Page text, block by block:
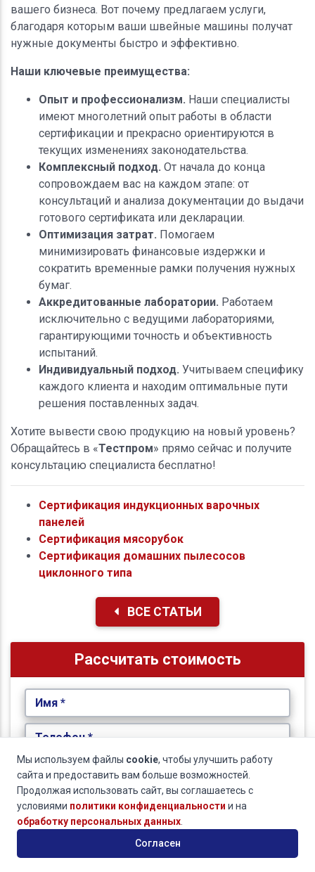
вашего бизнеса. Вот почему предлагаем услуги,
благодаря которым ваши швейные машины получат
нужные документы быстро и эффективно.
Наши ключевые преимущества:
Опыт и профессионализм. Наши специалисты
имеют многолетний опыт работы в области
сертификации и прекрасно ориентируются в
текущих изменениях законодательства.
Комплексный подход. От начала до конца
сопровождаем вас на каждом этапе: от
консультаций и анализа документации до выдачи
готового сертификата или декларации.
Оптимизация затрат. Помогаем
минимизировать финансовые издержки и
сократить временные рамки получения нужных
бумаг.
Аккредитованные лаборатории. Работаем
исключительно с ведущими лабораториями,
гарантирующими точность и объективность
испытаний.
Индивидуальный подход. Учитываем специфику
каждого клиента и находим оптимальные пути
решения поставленных задач.
Хотите вывести свою продукцию на новый уровень?
Обращайтесь в «Тестпром» прямо сейчас и получите
консультацию специалиста бесплатно!
Сертификация индукционных варочных
панелей
Сертификация мясорубок
Сертификация домашних пылесосов
циклонного типа
ВСЕ СТАТЬИ
Рассчитать стоимость
Имя *
Телефон *
Email *
Наименование Продукции
ОТПРАВИТЬ
Мы используем файлы cookie, чтобы улучшить работу
сайта и предоставить вам больше возможностей.
Продолжая использовать сайт, вы соглашаетесь с
условиями политики конфиденциальности и на
обработку персональных данных
Согласен